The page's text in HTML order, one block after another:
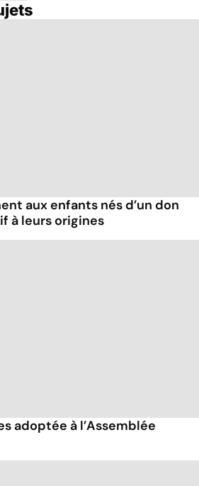
:
aux enfants nés d’un don
à leurs origines
adoptée à l’Assemblée